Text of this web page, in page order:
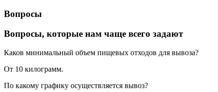
Вопросы
Вопросы, которые нам чаще всего задают
Каков минимальный объем пищевых отходов для вывоза?
От 10 килограмм.
По какому графику осуществляется вывоз?